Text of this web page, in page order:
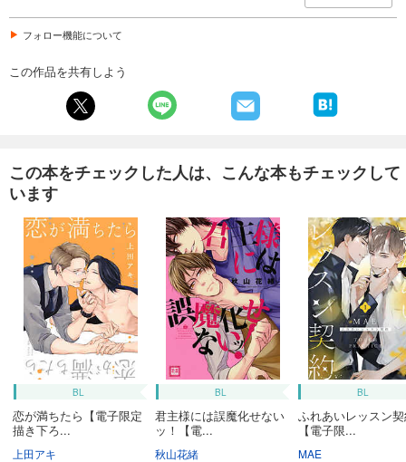
フォロー機能について
この作品を共有しよう
この本をチェックした人は、こんな本もチェックして
います
BL
恋が満ちたら【電子限定
描き下ろ...
上田アキ
BL
君主様には誤魔化せない
ッ！【電...
秋山花緒
BL
ふれあいレッスン
【電子限...
MAE